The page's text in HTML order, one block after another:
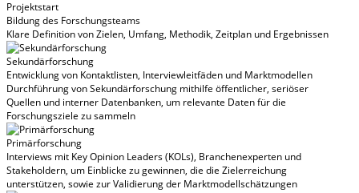
Projektstart
Bildung des Forschungsteams
Klare Definition von Zielen, Umfang, Methodik, Zeitplan und Ergebnissen
Sekundärforschung
Entwicklung von Kontaktlisten, Interviewleitfäden und Marktmodellen
Durchführung von Sekundärforschung mithilfe öffentlicher, seriöser
Quellen und interner Datenbanken, um relevante Daten für die
Forschungsziele zu sammeln
Primärforschung
Interviews mit Key Opinion Leaders (KOLs), Branchenexperten und
Stakeholdern, um Einblicke zu gewinnen, die die Zielerreichung
unterstützen, sowie zur Validierung der Marktmodellschätzungen